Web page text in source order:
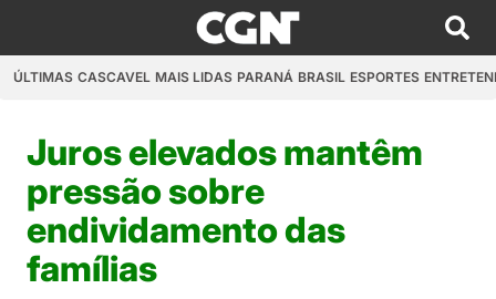
ÚLTIMAS CASCAVEL MAIS LIDAS PARANÁ BRASIL ESPORTES
Juros elevados mantêm
pressão sobre
endividamento das
famílias